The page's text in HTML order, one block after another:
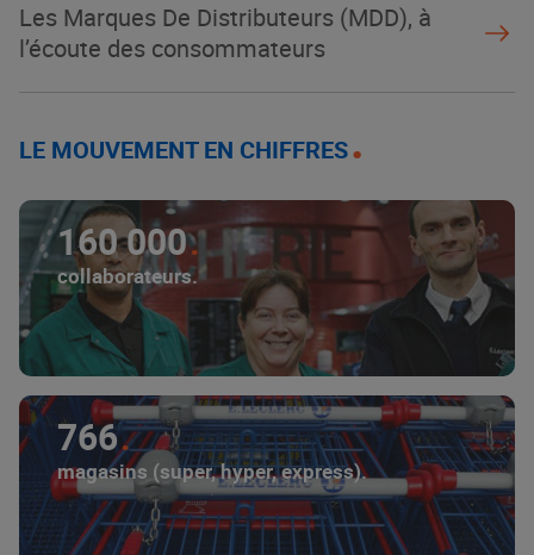
Les Marques De Distributeurs (MDD), à
l’écoute des consommateurs
LE MOUVEMENT EN CHIFFRES
160 000
collaborateurs.
766
magasins (super, hyper, express).